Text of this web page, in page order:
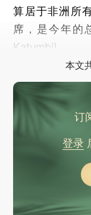
算居于非洲所
席，是今年的
Katumbi)。
本文
订
登录